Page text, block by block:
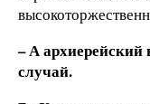
– А архиерейский
случай.